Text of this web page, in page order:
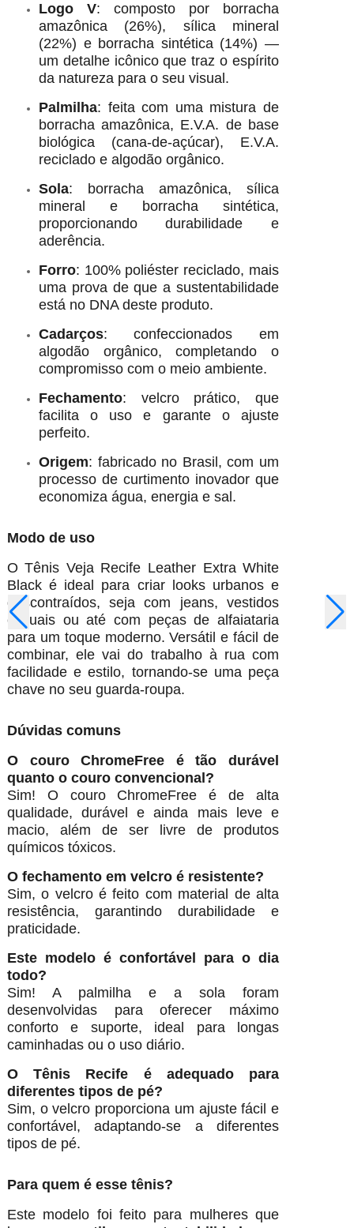
Logo V: composto por borracha
amazônica (26%), sílica mineral
(22%) e borracha sintética (14%) —
um detalhe icônico que traz o espírito
da natureza para o seu visual.
Palmilha: feita com uma mistura de
borracha amazônica, E.V.A. de base
biológica (cana-de-açúcar), E.V.A.
reciclado e algodão orgânico.
Sola: borracha amazônica, sílica
mineral e borracha sintética,
proporcionando durabilidade e
aderência.
Forro: 100% poliéster reciclado, mais
uma prova de que a sustentabilidade
está no DNA deste produto.
Cadarços: confeccionados em
algodão orgânico, completando o
compromisso com o meio ambiente.
Fechamento: velcro prático, que
facilita o uso e garante o ajuste
perfeito.
Origem: fabricado no Brasil, com um
processo de curtimento inovador que
economiza água, energia e sal.
Modo de uso
O Tênis Veja Recife Leather Extra White
Black é ideal para criar looks urbanos e
descontraídos, seja com jeans, vestidos
casuais ou até com peças de alfaiataria
para um toque moderno. Versátil e fácil de
combinar, ele vai do trabalho à rua com
facilidade e estilo, tornando-se uma peça
chave no seu guarda-roupa.
Dúvidas comuns
O couro ChromeFree é tão durável
quanto o couro convencional?
Sim! O couro ChromeFree é de alta
qualidade, durável e ainda mais leve e
macio, além de ser livre de produtos
químicos tóxicos.
O fechamento em velcro é resistente?
Sim, o velcro é feito com material de alta
resistência, garantindo durabilidade e
praticidade.
Este modelo é confortável para o dia
todo?
Sim! A palmilha e a sola foram
desenvolvidas para oferecer máximo
conforto e suporte, ideal para longas
caminhadas ou o uso diário.
O Tênis Recife é adequado para
diferentes tipos de pé?
Sim, o velcro proporciona um ajuste fácil e
confortável, adaptando-se a diferentes
tipos de pé.
Para quem é esse tênis?
Este modelo foi feito para mulheres que